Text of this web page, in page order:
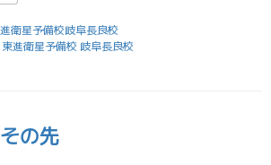
衛星予備校岐阜長良校
東進衛星予備校 岐阜長良校
の先